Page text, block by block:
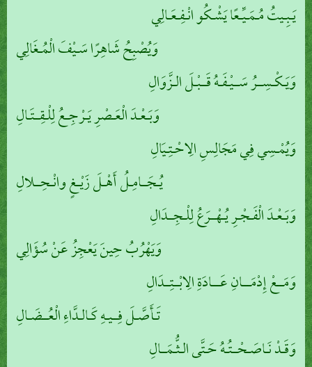
يَـبِـيتُ مُـمَـيِّـعًا يَشْـكُو انْـفِـعَـالِي
وَيُصْبِحُ شَاهِرًا سَـيْفَ الْمُـغَالِي
وَيَـكْـسِــرُ سَــيْـفَـهُ قَــبْـلَ الـزَّوَالِ
وَبَـعْـدَ الْعَـصْرِ يَـرْجِـعُ لِلْـقِــتَـالِ
وَيُمْـسِي فِي مَجَالِسِ الِاحْـتِـيَالِ
يُـجَــامِـلُ أَهْـلَ زَيْـغٍ وانْـحِــلالِ
وَبَـعْـدَ الْفَـجْـرِ يُـهْــرَعُ لِلْـجِــدَالِ
وَيَهْرُبُ حِينَ يَعْجِزُ عَنْ سُؤَالِي
وَمَــعْ إِدْمَـــانِ عَـــادَةِ الِابْــتِــدَالِ
تَـأَصَّـلَ فِــيـهِ كَـالـدَّاءِ الْعُــضَـالِ
وَقَـدْ نَـاصَـحْــتُـهُ حَـتَّى الـثُّـمَــالِ